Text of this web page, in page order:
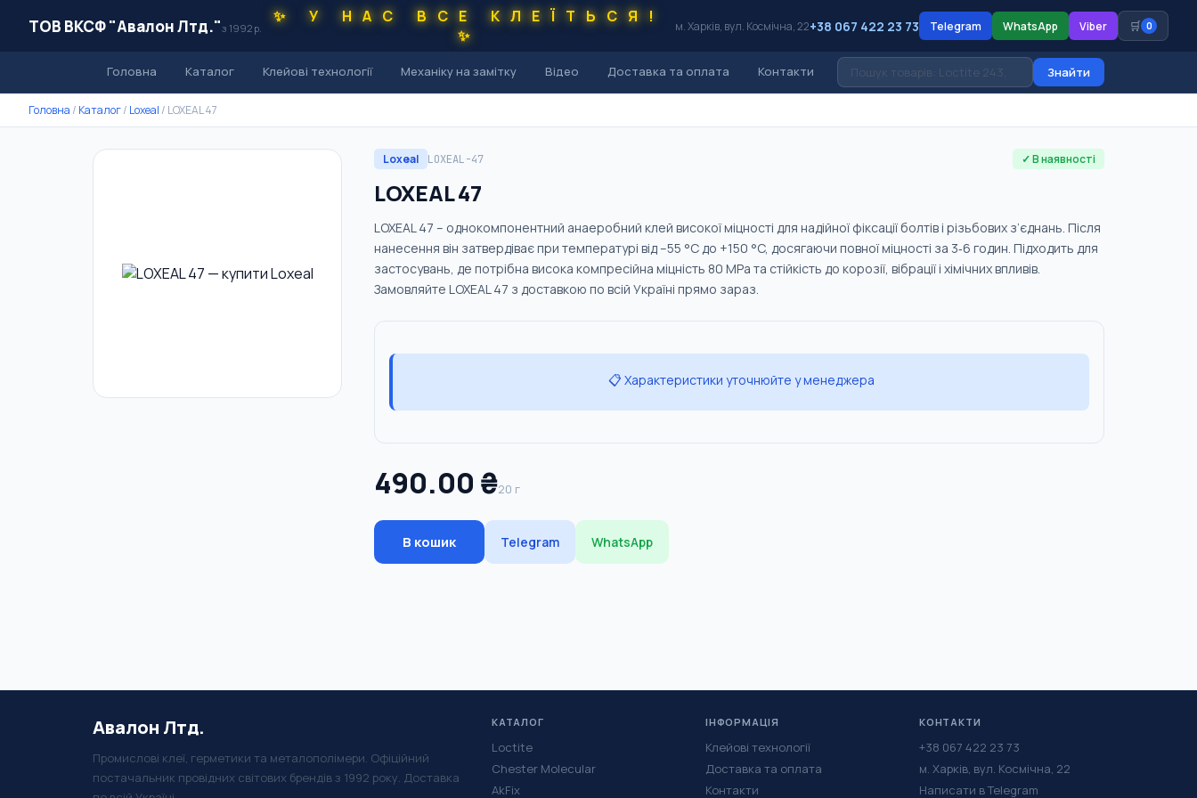
ТОВ ВКСФ "Авалон Лтд."з 1992 р.
✨ У НАС ВСЕ КЛЕЇТЬСЯ!
✨
м. Харків, вул. Космічна, 22+38 067 422 23 73 Telegram WhatsApp Viber 🛒 0
Головна Каталог Клейові технології Механіку на замітку Відео Доставка та оплата Контакти Знайти
Головна / Каталог/ Loxeal / LOXEAL 47
Loxeal LOXEAL-47 ✓ В наявності
LOXEAL 47
LOXEAL 47 – однокомпонентний анаеробний клей високої міцності для надійної фіксації болтів і різьбових з’єднань. Після
нанесення він затвердіває при температурі від –55 °C до +150 °C, досягаючи повної міцності за 3‑6 годин. Підходить для
застосувань, де потрібна висока компресійна міцність 80 MPa та стійкість до корозії, вібрації і хімічних впливів.
Замовляйте LOXEAL 47 з доставкою по всій Україні прямо зараз.
📋 Характеристики уточнюйте у менеджера
490.00 ₴20 г
В кошик Telegram WhatsApp
Авалон Лтд.
Промислові клеї, герметики та металополімери. Офіційний
постачальник провідних світових брендів з 1992 року. Доставка
КАТАЛОГ
Loctite
Chester Molecular
AkFix
ІНФОРМАЦІЯ
Клейові технології
Доставка та оплата
Контакти
КОНТАКТИ
+38 067 422 23 73
м. Харків, вул. Космічна, 22
Написати в Telegram